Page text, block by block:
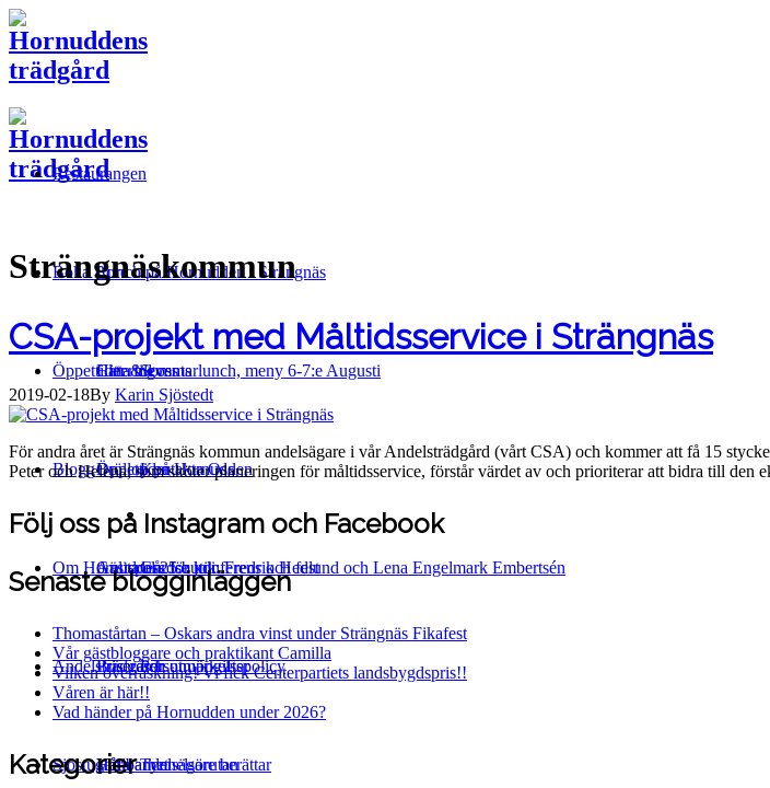
Restaurangen
Lunch på Hornudden i Strängnäs
Sommarlunch, meny 6-7:e Augusti
Catering
Bröllop på Hornudden
Anlita oss för konferens och fest
Bussresor
Boka Bord
Hitta till oss
Kontakta Oss
Öppettider & events
Öppettider
Gårdsbutik
Personuppgiftspolicy
Gästspel 25:e juli: Fredrik Hedlund och Lena Engelmark Embertsén
Blogg
Om Hornudden
Priser och utmärkelser
Tynnelsörutan
Hållbarhet
Andelsträdgård
Våra andelsägare berättar
Sjöstugan
Strängnäskommun
CSA-projekt med Måltidsservice i Strängnäs
2019-02-18By Karin Sjöstedt
För andra året är Strängnäs kommun andelsägare i vår Andelsträdgård (vårt CSA) och kommer att få 15
Peter och Helena, som sköter planeringen för måltidsservice, förstår värdet av och prioriterar att bidra till
Följ oss på Instagram och Facebook
Senaste blogginläggen
Thomastårtan – Oskars andra vinst under Strängnäs Fikafest
Vår gästbloggare och praktikant Camilla
Vilken överraskning! Vi fick Centerpartiets landsbygdspris!!
Våren är här!!
Vad händer på Hornudden under 2026?
Kategorier